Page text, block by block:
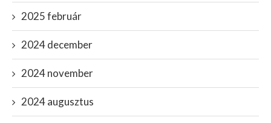
2025 február
2024 december
2024 november
2024 augusztus